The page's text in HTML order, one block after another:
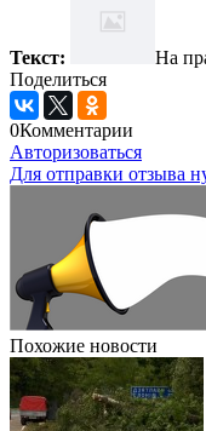
Текст:
На
Поделиться
0Комментарии
Авторизоваться
Для отправки отзыва
Похожие новости